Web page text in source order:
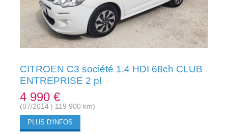
CITROEN C3 société 1.4 HDI 68ch CLUB
ENTREPRISE 2 pl
4 990 €
(07/2014 | 119 900 km)
PLUS D'INFOS